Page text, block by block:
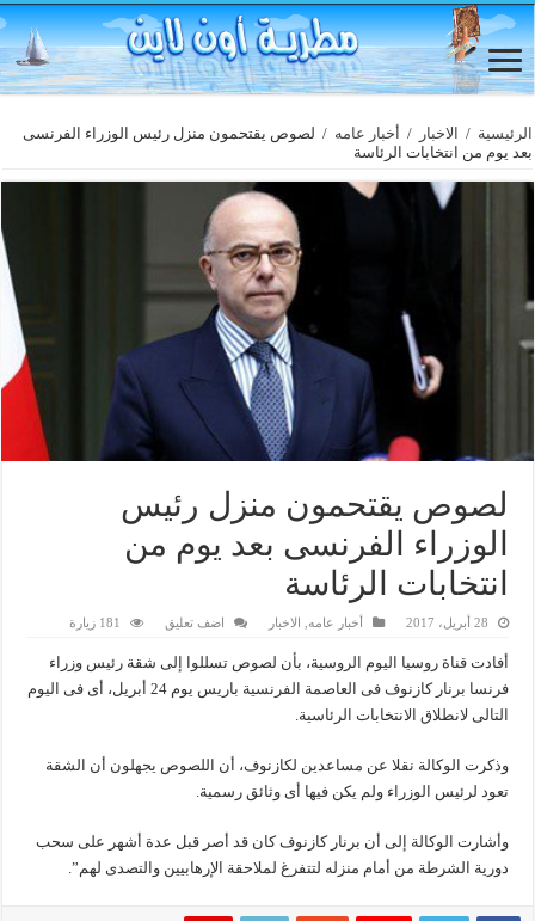
الرئيسية / الاخبار / أخبار عامه / لصوص يقتحمون منزل رئيس الوزراء الفرنسى
بعد يوم من انتخابات الرئاسة
لصوص يقتحمون منزل رئيس
الوزراء الفرنسى بعد يوم من
انتخابات الرئاسة
28 أبريل، 2017 أخبار عامه الاخبار اضف تعليق 181 زيارة
أفادت قناة روسيا اليوم الروسية، بأن لصوص تسللوا إلى شقة رئيس وزراء
فرنسا برنار كازنوف فى العاصمة الفرنسية باريس يوم 24 أبريل، أى فى اليوم
التالى لانطلاق الانتخابات الرئاسية.
وذكرت الوكالة نقلا عن مساعدين لكازنوف، أن اللصوص يجهلون أن الشقة
تعود لرئيس الوزراء ولم يكن فيها أى وثائق رسمية.
وأشارت الوكالة إلى أن برنار كازنوف كان قد أصر قبل عدة أشهر على سحب
دورية الشرطة من أمام منزله لتتفرغ لملاحقة الإرهابيين والتصدى لهم”.